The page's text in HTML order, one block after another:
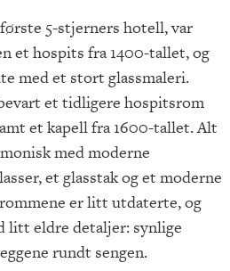
5-stjerners hotell, var
et hospits fra 1400-tallet, og
med et stort glassmaleri.
et tidligere hospitsrom
et kapell fra 1600-tallet. Alt
med moderne
et glasstak og et moderne
er litt utdaterte, og
litt eldre detaljer: synlige
rundt sengen.